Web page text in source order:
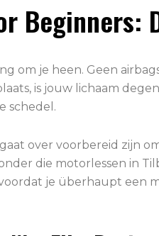
Beginners:
om je heen. Geen
is jouw lichaam
schedel.
over voorbereid zijn
die motorlessen in
je überhaupt een